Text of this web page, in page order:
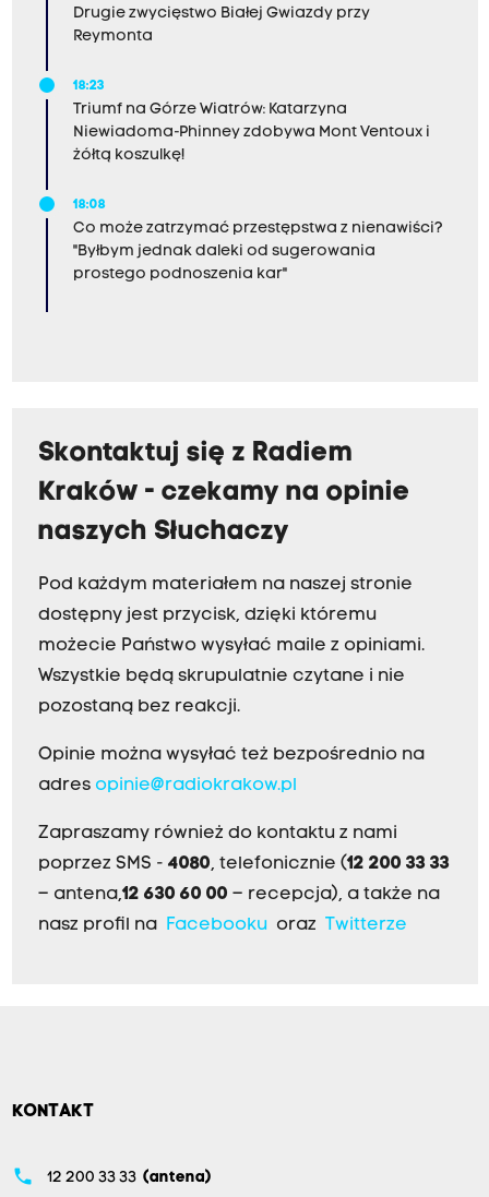
Drugie zwycięstwo Białej Gwiazdy przy
Reymonta
18:23
Triumf na Górze Wiatrów: Katarzyna
Niewiadoma-Phinney zdobywa Mont Ventoux i
żółtą koszulkę!
18:08
Co może zatrzymać przestępstwa z nienawiści?
"Byłbym jednak daleki od sugerowania
prostego podnoszenia kar"
Skontaktuj się z Radiem
Kraków - czekamy na opinie
naszych Słuchaczy
Pod każdym materiałem na naszej stronie
dostępny jest przycisk, dzięki któremu
możecie Państwo wysyłać maile z opiniami.
Wszystkie będą skrupulatnie czytane i nie
pozostaną bez reakcji.
Opinie można wysyłać też bezpośrednio na
adres opinie@radiokrakow.pl
Zapraszamy również do kontaktu z nami
poprzez SMS - 4080, telefonicznie (12 200 33 33
– antena,12 630 60 00 – recepcja), a także na
nasz profil na
Facebookuoraz Twitterze
KONTAKT
phone 12 200 33 33 (antena)